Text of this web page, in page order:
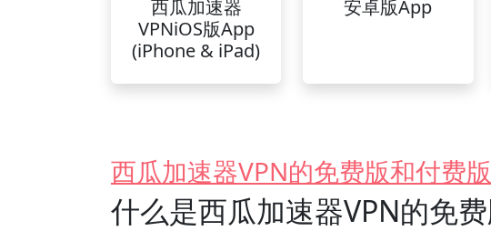
西瓜加速器
VPNiOS版App
(iPhone & iPad)
安卓版App
西瓜加速器VPN的免费版和付费
什么是西瓜加速器VPN的免